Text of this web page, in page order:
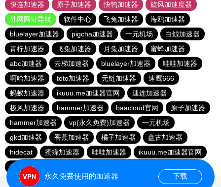
快连加速器
原子加速器 快鸭加速器
旋风加速度器
外网网址导航
软件中心 飞兔加速器
海鸥加速器
bluelayer加速器
pigcha加速器 一元机场
白鲸加速器
青柠加速器
飞兔加速器 月兔加速器
蜜蜂加速器
abc加速器
云梯加速器 bluelayer加速器
哇哇加速器
啊哈加速器
toto加速器 元链加速器
速鹰666
蚂蚁加速器
ikuuu.me加速器官网
速连加速器
极风加速器
hammer加速器 baacloud官网
原子加速器
hammer加速器
vp(永久免费)加速器
一元机场
gkd加速器
香蕉加速器 橘子加速器
盘古加速器
hidecat
蜜蜂加速器 哇哇加速器
ikuuu.me加速器官网
红海pro官网
永久免费使用的加速器 下载